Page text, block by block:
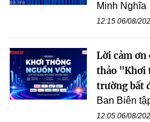
Minh Nghĩa
12:15 06/08/
Lời cảm ơn
thảo "Khơi
trường bất
Ban Biên
12:05 06/08/